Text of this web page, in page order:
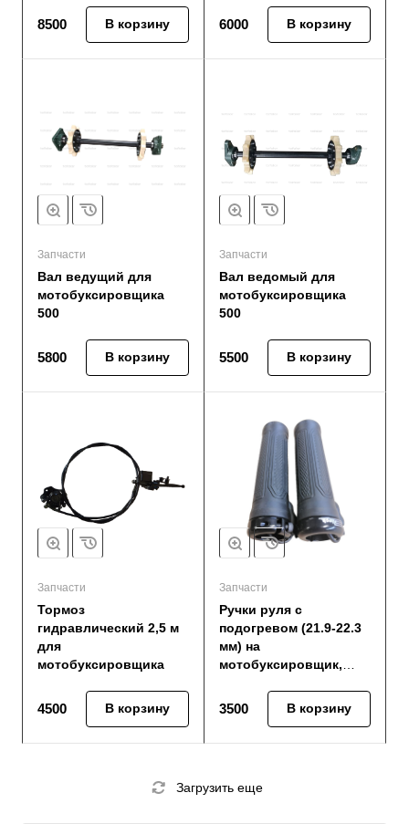
8500 В корзину 6000 В корзину
Запчасти
Вал ведущий для
мотобуксировщика
500
5800 В корзину
Запчасти
Вал ведомый для
мотобуксировщика
500
5500 В корзину
Запчасти
Тормоз
гидравлический 2,5 м
для
мотобуксировщика
4500 В корзину
Запчасти
Ручки руля с
подогревом (21.9-22.3
мм) на
мотобуксировщик,
3500 В корзину
Загрузить еще